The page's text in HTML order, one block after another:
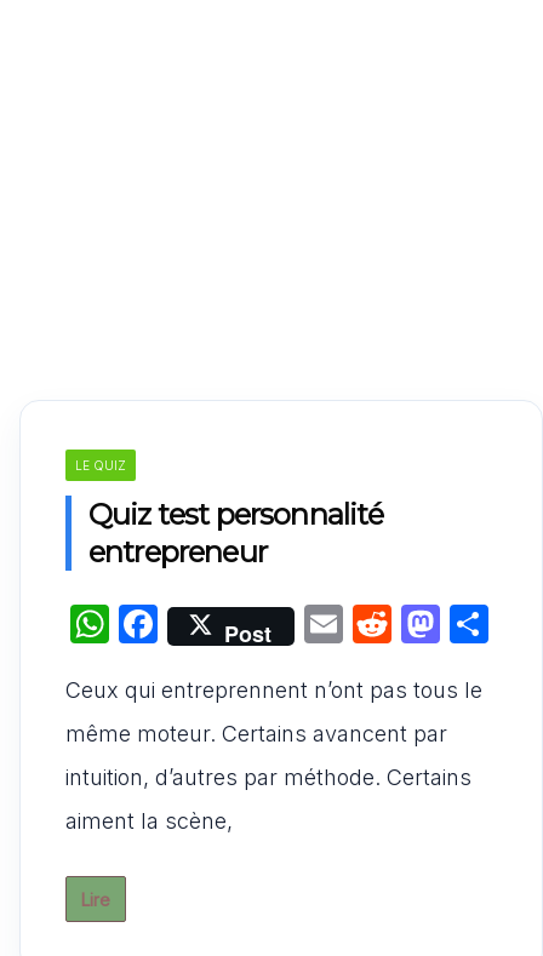
LE QUIZ
Quiz test personnalité
entrepreneur
W
at
s
A
p
F
a
c
e
b
o
Post
E
ai
l
R
d
di
t
M
st
o
d
Ceux qui entreprennent n’ont pas tous le
même moteur. Certains avancent par
intuition, d’autres par méthode. Certains
aiment la scène,
Lire